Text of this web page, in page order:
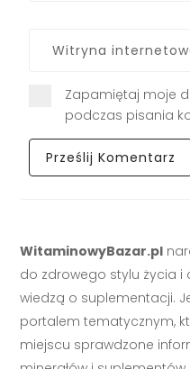
Zapamiętaj moje
podczas pisania
WitaminowyBazar.pl
do zdrowego stylu życia i
wiedzą o suplementacji.
portalem tematycznym,
miejscu sprawdzone